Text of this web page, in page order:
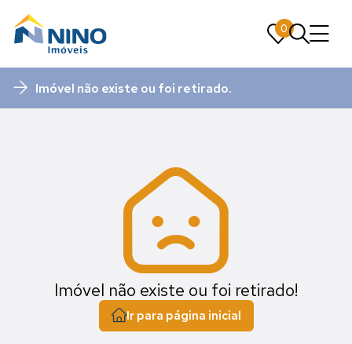
0
0
Imóvel não existe ou foi retirado.
Imóvel não existe ou foi retirado!
Ir para página inicial